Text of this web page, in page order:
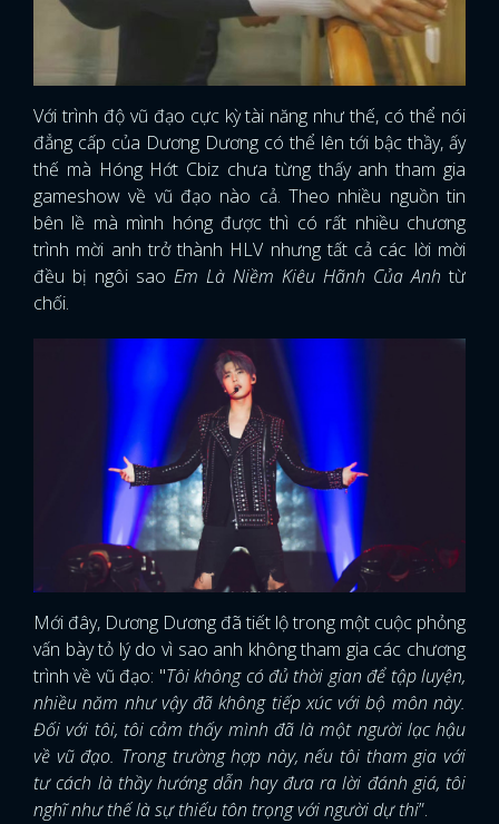
Với trình độ vũ đạo cực kỳ tài năng như thế, có thể nói
đẳng cấp của Dương Dương có thể lên tới bậc thầy, ấy
thế mà Hóng Hớt Cbiz chưa từng thấy anh tham gia
gameshow về vũ đạo nào cả. Theo nhiều nguồn tin
bên lề mà mình hóng được thì có rất nhiều chương
trình mời anh trở thành HLV nhưng tất cả các lời mời
đều bị ngôi sao Em Là Niềm Kiêu Hãnh Của Anh từ
chối.
Mới đây, Dương Dương đã tiết lộ trong một cuộc phỏng
vấn bày tỏ lý do vì sao anh không tham gia các chương
trình về vũ đạo: "Tôi không có đủ thời gian để tập luyện,
nhiều năm như vậy đã không tiếp xúc với bộ môn này.
Đối với tôi, tôi cảm thấy mình đã là một người lạc hậu
về vũ đạo. Trong trường hợp này, nếu tôi tham gia với
tư cách là thầy hướng dẫn hay đưa ra lời đánh giá, tôi
nghĩ như thế là sự thiếu tôn trọng với người dự thi”.